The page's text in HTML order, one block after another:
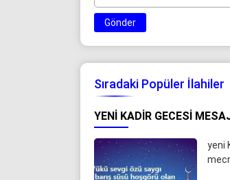
Gönder
Sıradaki Popüler İlahiler
YENI KADIR GECESI
yeni